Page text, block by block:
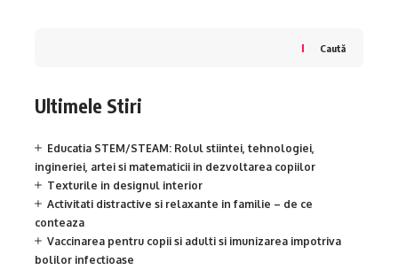
Caută
Ultimele Stiri
Educatia STEM/STEAM: Rolul stiintei, tehnologiei,
ingineriei, artei si matematicii in dezvoltarea copiilor
Texturile in designul interior
Activitati distractive si relaxante in familie – de ce
conteaza
Vaccinarea pentru copii si adulti si imunizarea impotriva
bolilor infectioase